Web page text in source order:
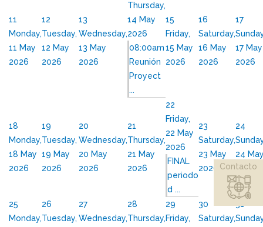
11
Monday,
11 May
2026
12
Tuesday,
12 May
2026
13
Wednesday,
13 May
2026
Thursday,
14 May
2026
08:00am
Reunión
Proyect
...
15
Friday,
15 May
2026
16
Saturday,
16 May
2026
17
17 May
2026
18
Monday,
18 May
2026
19
Tuesday,
19 May
2026
20
Wednesday,
20 May
2026
21
Thursday,
21 May
2026
22
Friday,
22 May
2026
FINAL
periodo
d ...
23
Saturday,
23 May
2026
24
24
2026
25
Monday,
26
Tuesday,
27
Wednesday,
28
Thursday,
29
Friday,
30
Saturday,
31
Contacto